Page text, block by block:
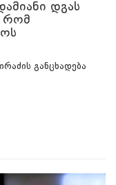
დგას
რომ
განცხადება